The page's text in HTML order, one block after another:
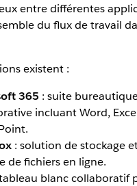
entre différentes
du flux de travail
existent :
365 : suite
incluant Word,
: solution de stockage
de fichiers en ligne.
blanc collaboratif